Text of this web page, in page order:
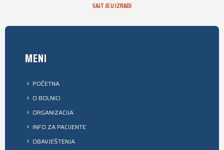
SAJT JE U IZRADI
MENI
POČETNA
O BOLNICI
ORGANIZACIJA
INFO ZA PACIJENTE
OBAVJEŠTENJA